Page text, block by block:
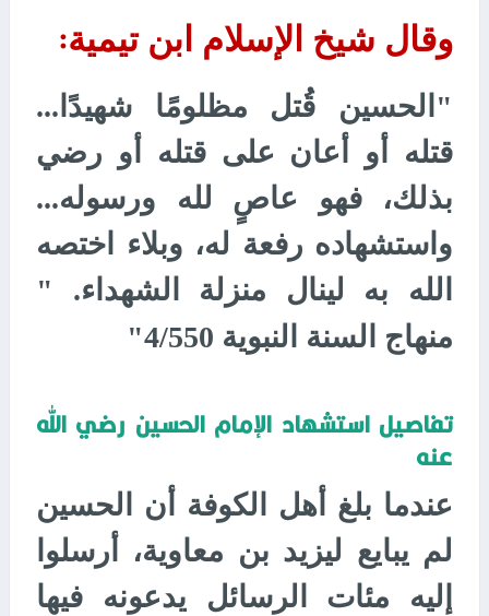
وقال شيخ الإسلام ابن تيمية:
"الحسين قُتل مظلومًا شهيدًا...
قتله أو أعان على قتله أو رضي
بذلك، فهو عاصٍ لله ورسوله...
واستشهاده رفعة له، وبلاء اختصه
الله به لينال منزلة الشهداء. "
منهاج السنة النبوية 4/550"
تفاصيل استشهاد الإمام الحسين رضي الله
عنه
عندما بلغ أهل الكوفة أن الحسين
لم يبايع ليزيد بن معاوية، أرسلوا
إليه مئات الرسائل يدعونه فيها